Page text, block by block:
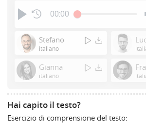
00:00
Stefano
italiano
Gianna
italiano
Hai capito il testo?
Esercizio di comprensione del testo: